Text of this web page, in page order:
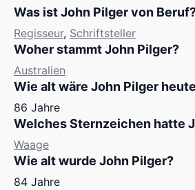
Was ist John Pilger von
Regisseur, Schriftsteller
Woher stammt John Pilger?
Australien
Wie alt wäre John Pilger
86 Jahre
Welches Sternzeichen hatte
Waage
Wie alt wurde John Pilger?
84 Jahre